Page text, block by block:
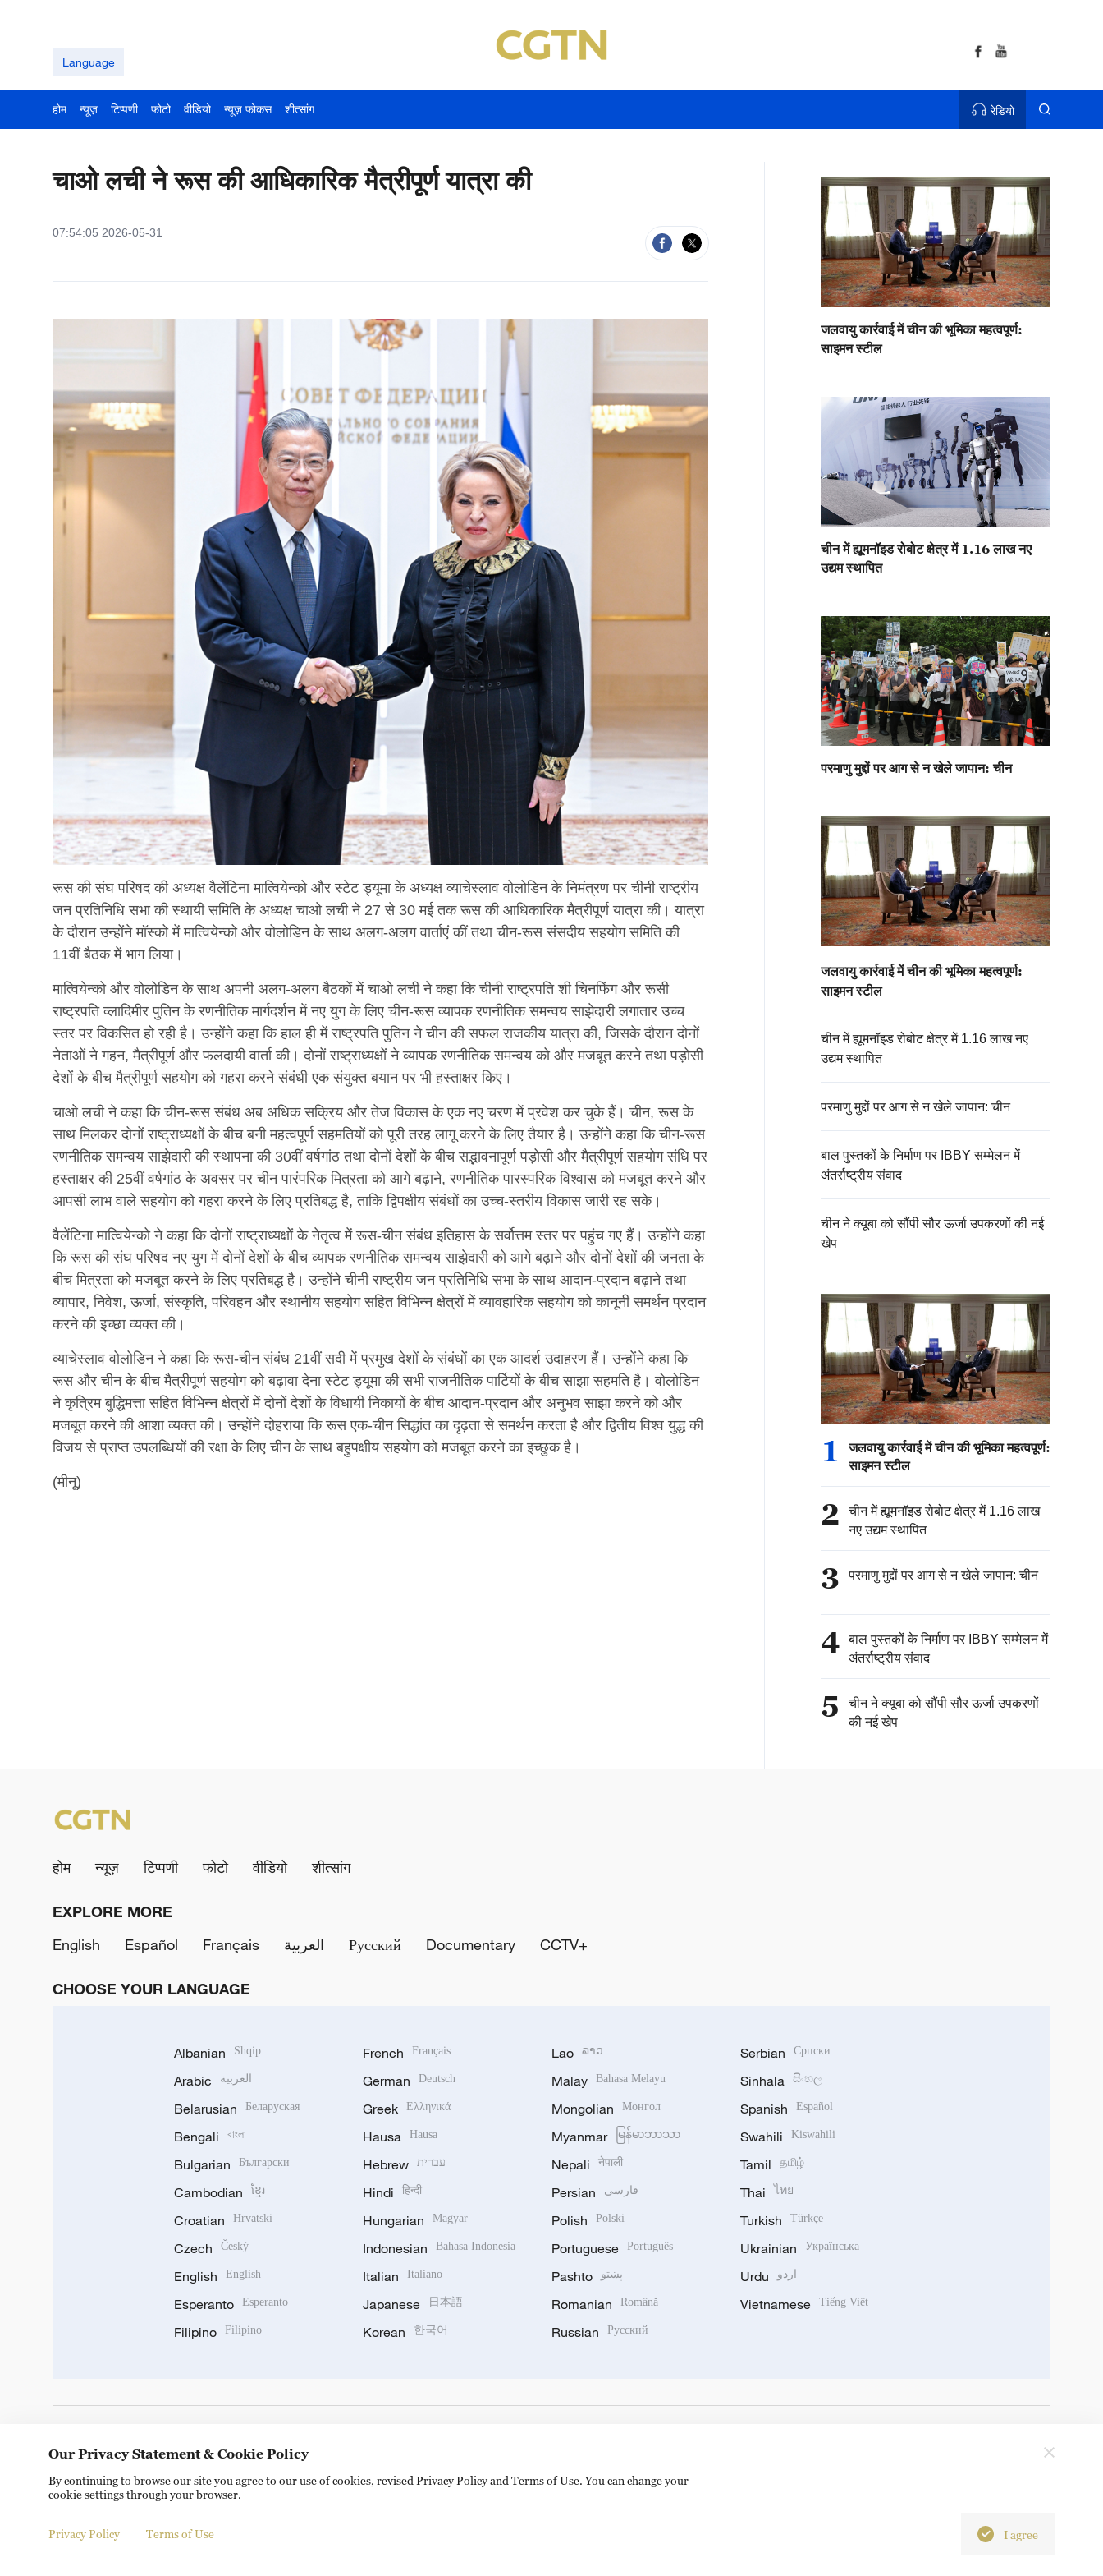
Language
होम न्यूज़ टिप्पणी फोटो वीडियो न्यूज़ फोकस शीत्सांग रेडियो
चाओ लची ने रूस की आधिकारिक मैत्रीपूर्ण यात्रा की
07:54:05 2026-05-31
रूस की संघ परिषद की अध्यक्ष वैलेंटिना मात्वियेन्को और स्टेट ड्यूमा के अध्यक्ष व्याचेस्लाव वोलोडिन के निमंत्रण पर चीनी राष्ट्रीय
जन प्रतिनिधि सभा की स्थायी समिति के अध्यक्ष चाओ लची ने 27 से 30 मई तक रूस की आधिकारिक मैत्रीपूर्ण यात्रा की। यात्रा
के दौरान उन्होंने मॉस्को में मात्वियेन्को और वोलोडिन के साथ अलग-अलग वार्ताएं कीं तथा चीन-रूस संसदीय सहयोग समिति की
11वीं बैठक में भाग लिया।
मात्वियेन्को और वोलोडिन के साथ अपनी अलग-अलग बैठकों में चाओ लची ने कहा कि चीनी राष्ट्रपति शी चिनफिंग और रूसी
राष्ट्रपति व्लादिमीर पुतिन के रणनीतिक मार्गदर्शन में नए युग के लिए चीन-रूस व्यापक रणनीतिक समन्वय साझेदारी लगातार उच्च
स्तर पर विकसित हो रही है। उन्होंने कहा कि हाल ही में राष्ट्रपति पुतिन ने चीन की सफल राजकीय यात्रा की, जिसके दौरान दोनों
नेताओं ने गहन, मैत्रीपूर्ण और फलदायी वार्ता की। दोनों राष्ट्राध्यक्षों ने व्यापक रणनीतिक समन्वय को और मजबूत करने तथा पड़ोसी
देशों के बीच मैत्रीपूर्ण सहयोग को गहरा करने संबंधी एक संयुक्त बयान पर भी हस्ताक्षर किए।
चाओ लची ने कहा कि चीन-रूस संबंध अब अधिक सक्रिय और तेज विकास के एक नए चरण में प्रवेश कर चुके हैं। चीन, रूस के
साथ मिलकर दोनों राष्ट्राध्यक्षों के बीच बनी महत्वपूर्ण सहमतियों को पूरी तरह लागू करने के लिए तैयार है। उन्होंने कहा कि चीन-रूस
रणनीतिक समन्वय साझेदारी की स्थापना की 30वीं वर्षगांठ तथा दोनों देशों के बीच सद्भावनापूर्ण पड़ोसी और मैत्रीपूर्ण सहयोग संधि पर
हस्ताक्षर की 25वीं वर्षगांठ के अवसर पर चीन पारंपरिक मित्रता को आगे बढ़ाने, रणनीतिक पारस्परिक विश्वास को मजबूत करने और
आपसी लाभ वाले सहयोग को गहरा करने के लिए प्रतिबद्ध है, ताकि द्विपक्षीय संबंधों का उच्च-स्तरीय विकास जारी रह सके।
वैलेंटिना मात्वियेन्को ने कहा कि दोनों राष्ट्राध्यक्षों के नेतृत्व में रूस-चीन संबंध इतिहास के सर्वोत्तम स्तर पर पहुंच गए हैं। उन्होंने कहा
कि रूस की संघ परिषद नए युग में दोनों देशों के बीच व्यापक रणनीतिक समन्वय साझेदारी को आगे बढ़ाने और दोनों देशों की जनता के
बीच मित्रता को मजबूत करने के लिए प्रतिबद्ध है। उन्होंने चीनी राष्ट्रीय जन प्रतिनिधि सभा के साथ आदान-प्रदान बढ़ाने तथा
व्यापार, निवेश, ऊर्जा, संस्कृति, परिवहन और स्थानीय सहयोग सहित विभिन्न क्षेत्रों में व्यावहारिक सहयोग को कानूनी समर्थन प्रदान
करने की इच्छा व्यक्त की।
व्याचेस्लाव वोलोडिन ने कहा कि रूस-चीन संबंध 21वीं सदी में प्रमुख देशों के संबंधों का एक आदर्श उदाहरण हैं। उन्होंने कहा कि
रूस और चीन के बीच मैत्रीपूर्ण सहयोग को बढ़ावा देना स्टेट ड्यूमा की सभी राजनीतिक पार्टियों के बीच साझा सहमति है। वोलोडिन
ने कृत्रिम बुद्धिमत्ता सहित विभिन्न क्षेत्रों में दोनों देशों के विधायी निकायों के बीच आदान-प्रदान और अनुभव साझा करने को और
मजबूत करने की आशा व्यक्त की। उन्होंने दोहराया कि रूस एक-चीन सिद्धांत का दृढ़ता से समर्थन करता है और द्वितीय विश्व युद्ध की
विजय से प्राप्त उपलब्धियों की रक्षा के लिए चीन के साथ बहुपक्षीय सहयोग को मजबूत करने का इच्छुक है।
(मीनू)
जलवायु कार्रवाई में चीन की भूमिका महत्वपूर्ण:
साइमन स्टील
चीन में ह्यूमनॉइड रोबोट क्षेत्र में 1.16 लाख नए
उद्यम स्थापित
परमाणु मुद्दों पर आग से न खेले जापान: चीन
जलवायु कार्रवाई में चीन की भूमिका महत्वपूर्ण:
साइमन स्टील
चीन में ह्यूमनॉइड रोबोट क्षेत्र में 1.16 लाख नए
उद्यम स्थापित
परमाणु मुद्दों पर आग से न खेले जापान: चीन
बाल पुस्तकों के निर्माण पर IBBY सम्मेलन में
अंतर्राष्ट्रीय संवाद
चीन ने क्यूबा को सौंपी सौर ऊर्जा उपकरणों की नई
खेप
1
जलवायु कार्रवाई में चीन की भूमिका महत्वपूर्ण:
साइमन स्टील
2
चीन में ह्यूमनॉइड रोबोट क्षेत्र में 1.16 लाख
नए उद्यम स्थापित
3 परमाणु मुद्दों पर आग से न खेले जापान: चीन
4
बाल पुस्तकों के निर्माण पर IBBY सम्मेलन में
अंतर्राष्ट्रीय संवाद
5
चीन ने क्यूबा को सौंपी सौर ऊर्जा उपकरणों
की नई खेप
होम न्यूज़ टिप्पणी फोटो वीडियो शीत्सांग
EXPLORE MORE
English
Español Français العربية Русский Documentary CCTV+
CHOOSE YOUR LANGUAGE
Albanian Shqip
Arabic العربية
Belarusian Беларуская
Bengali বাংলা
Bulgarian Български
Cambodian ខ្មែរ
Croatian Hrvatski
Czech Český
English English
Esperanto Esperanto
Filipino Filipino
French Français
German Deutsch
Greek Ελληνικά
Hausa Hausa
Hebrew עברית
Hindi हिन्दी
Hungarian Magyar
Indonesian Bahasa Indonesia
Italian Italiano
Japanese 日本語
Korean 한국어
Lao ລາວ
Malay Bahasa Melayu
Mongolian Монгол
Myanmar မြန်မာဘာသာ
Nepali नेपाली
Persian فارسی
Polish Polski
Portuguese Português
Pashto پښتو
Romanian Română
Russian Русский
Serbian Српски
Sinhala සිංහල
Spanish Español
Swahili Kiswahili
Tamil தமிழ்
Thai ไทย
Turkish Türkçe
Ukrainian Українська
Urdu اردو
Vietnamese Tiếng Việt
Copyright © 2024 CGTN. 京ICP备20000184号
Our Privacy Statement & Cookie Policy
By continuing to browse our site you agree to our use of cookies, revised Privacy Policy and Terms of Use. You can change your
cookie settings through your browser.
Privacy Policy Terms of Use I agree